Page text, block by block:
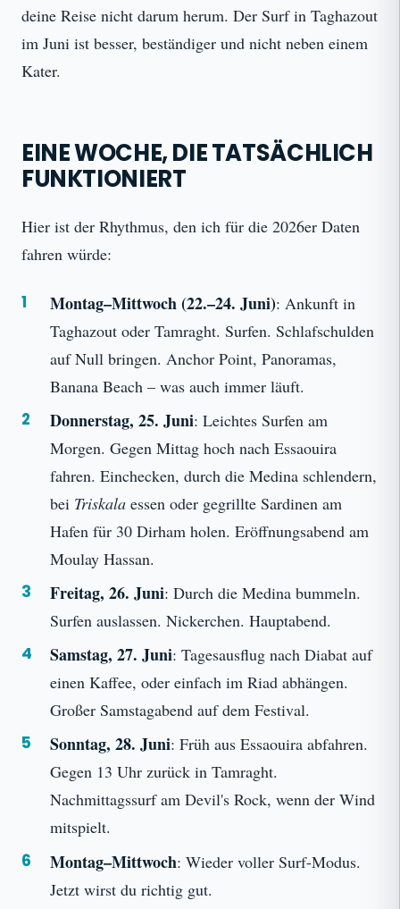
deine Reise nicht darum herum. Der Surf in Taghazout
im Juni ist besser, beständiger und nicht neben einem
Kater.
EINE WOCHE, DIE TATSÄCHLICH
FUNKTIONIERT
Hier ist der Rhythmus, den ich für die 2026er Daten
fahren würde:
Montag–Mittwoch (22.–24. Juni): Ankunft in
Taghazout oder Tamraght. Surfen. Schlafschulden
auf Null bringen. Anchor Point, Panoramas,
Banana Beach – was auch immer läuft.
Donnerstag, 25. Juni: Leichtes Surfen am
Morgen. Gegen Mittag hoch nach Essaouira
fahren. Einchecken, durch die Medina schlendern,
bei Triskala essen oder gegrillte Sardinen am
Hafen für 30 Dirham holen. Eröffnungsabend am
Moulay Hassan.
Freitag, 26. Juni: Durch die Medina bummeln.
Surfen auslassen. Nickerchen. Hauptabend.
Samstag, 27. Juni: Tagesausflug nach Diabat auf
einen Kaffee, oder einfach im Riad abhängen.
Großer Samstagabend auf dem Festival.
Sonntag, 28. Juni: Früh aus Essaouira abfahren.
Gegen 13 Uhr zurück in Tamraght.
Nachmittagssurf am Devil's Rock, wenn der Wind
mitspielt.
Montag–Mittwoch: Wieder voller Surf-Modus.
Jetzt wirst du richtig gut.